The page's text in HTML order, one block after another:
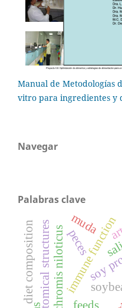
Manual de Metodologías
vitro para ingredientes y
Navegar
Palabras clave
soy
immune function
oreochromis niloticuspeces
feeds
diet composition muda